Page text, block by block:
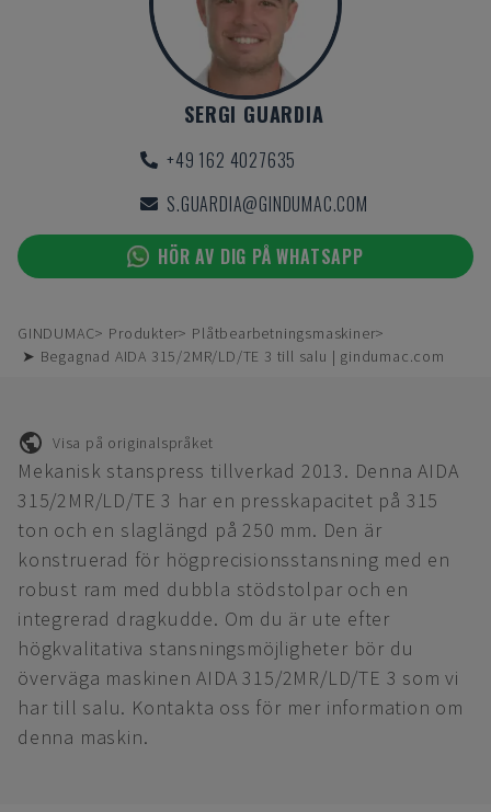
SERGI GUARDIA
+49 162 4027635
S.GUARDIA@GINDUMAC.COM
HÖR AV DIG PÅ WHATSAPP
GINDUMAC Produkter
Plåtbearbetningsmaskiner
➤ Begagnad AIDA 315/2MR/LD/TE 3 till salu | gindumac.com
Visa på originalspråket
Mekanisk stanspress tillverkad 2013. Denna AIDA
315/2MR/LD/TE 3 har en presskapacitet på 315
ton och en slaglängd på 250 mm. Den är
konstruerad för högprecisionsstansning med en
robust ram med dubbla stödstolpar och en
integrerad dragkudde. Om du är ute efter
högkvalitativa stansningsmöjligheter bör du
överväga maskinen AIDA 315/2MR/LD/TE 3 som vi
har till salu. Kontakta oss för mer information om
denna maskin.